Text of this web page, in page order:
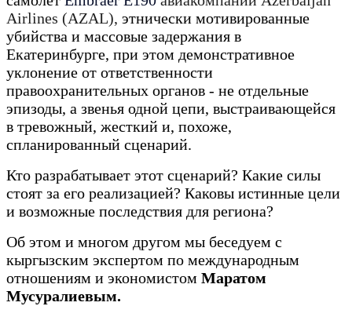
Airlines (AZAL), этнически мотивированные
убийства и массовые задержания в
Екатеринбурге, при этом демонстративное
уклонение от ответственности
правоохранительных органов - не отдельные
эпизоды, а звенья одной цепи, выстраивающейся
в тревожный, жесткий и, похоже,
спланированный сценарий.
Кто разрабатывает этот сценарий? Какие силы
стоят за его реализацией? Каковы истинные цели
и возможные последствия для региона?
Об этом и многом другом мы беседуем с
кыргызским экспертом по международным
отношениям и экономистом Маратом
Мусуралиевым.